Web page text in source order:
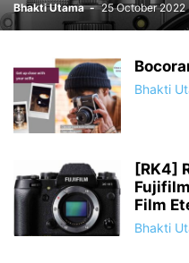
Bhakti Utama - 25 October 2022
Bhakti
[RK4]
Film
Bhakti